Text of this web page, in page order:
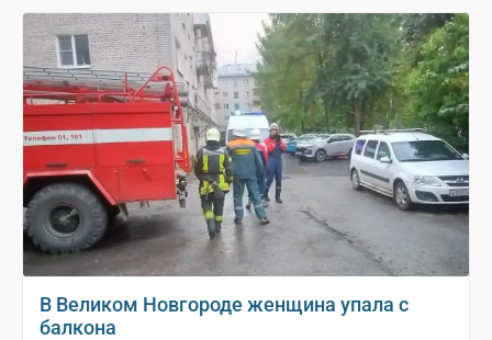
В Великом Новгороде женщина упала с
балкона